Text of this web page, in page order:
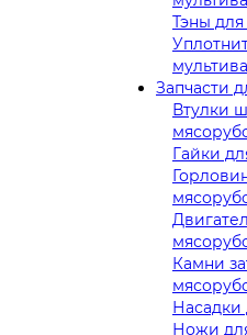
Тэны
Запчасти
Втулки
Гайки
Камни
Насадки
Ножи